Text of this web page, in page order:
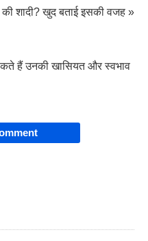
शादी? खुद बताई इसकी वजह »
हैं उनकी खासियत और स्वभाव